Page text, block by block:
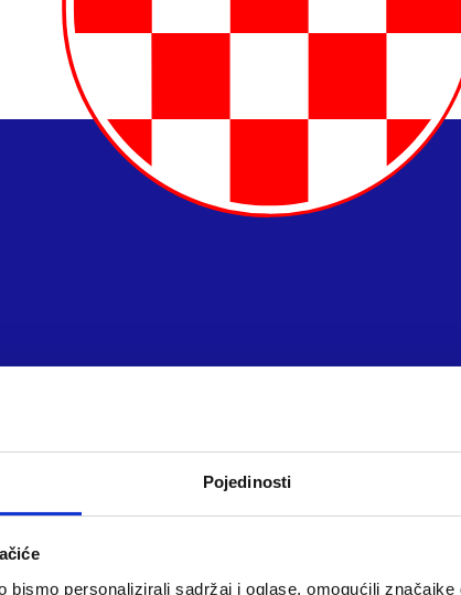
Pojedinosti
bismo personalizirali sadržaj i oglase, omogućili